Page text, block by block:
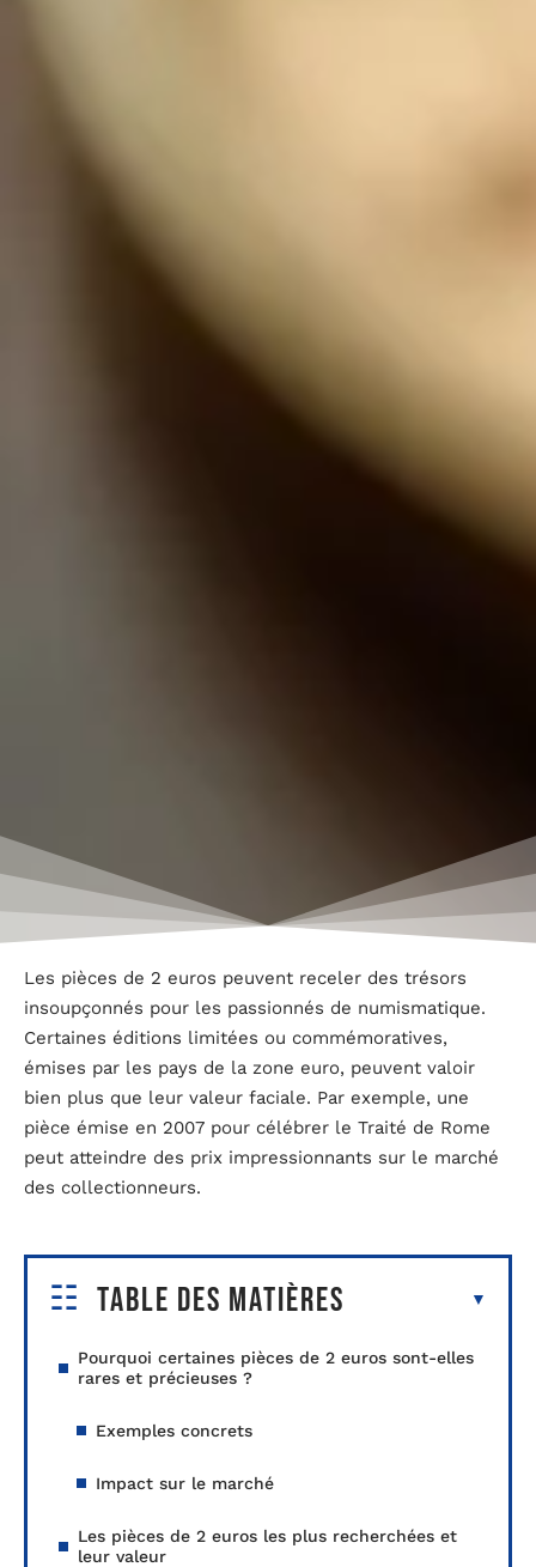
Les pièces de 2 euros peuvent receler des trésors
insoupçonnés pour les passionnés de numismatique.
Certaines éditions limitées ou commémoratives,
émises par les pays de la zone euro, peuvent valoir
bien plus que leur valeur faciale. Par exemple, une
pièce émise en 2007 pour célébrer le Traité de Rome
peut atteindre des prix impressionnants sur le marché
des collectionneurs.
Table des matières
Pourquoi certaines pièces de 2 euros sont-elles
rares et précieuses ?
Exemples concrets
Impact sur le marché
Les pièces de 2 euros les plus recherchées et
leur valeur